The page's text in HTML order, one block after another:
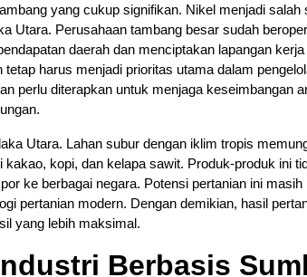
yang cukup signifikan. Nikel menjadi salah
Utara. Perusahaan tambang besar sudah
daerah dan menciptakan lapangan
harus menjadi prioritas utama dalam
perlu diterapkan untuk menjaga keseimbangan
Utara. Lahan subur dengan iklim tropis
kopi, dan kelapa sawit. Produk-produk ini
ke berbagai negara. Potensi pertanian ini masih
pertanian modern. Dengan demikian, hasil
yang lebih maksimal.
Berbasis